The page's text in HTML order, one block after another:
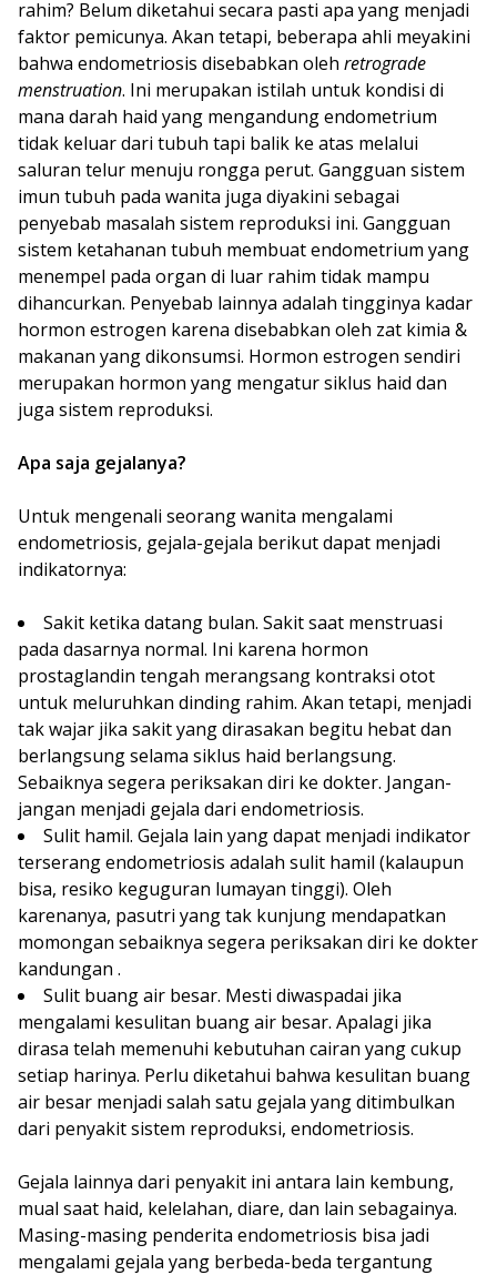
rahim? Belum diketahui secara pasti apa yang menjadi
faktor pemicunya. Akan tetapi, beberapa ahli meyakini
bahwa endometriosis disebabkan oleh retrograde
menstruation. Ini merupakan istilah untuk kondisi di
mana darah haid yang mengandung endometrium
tidak keluar dari tubuh tapi balik ke atas melalui
saluran telur menuju rongga perut. Gangguan sistem
imun tubuh pada wanita juga diyakini sebagai
penyebab masalah sistem reproduksi ini. Gangguan
sistem ketahanan tubuh membuat endometrium yang
menempel pada organ di luar rahim tidak mampu
dihancurkan. Penyebab lainnya adalah tingginya kadar
hormon estrogen karena disebabkan oleh zat kimia &
makanan yang dikonsumsi. Hormon estrogen sendiri
merupakan hormon yang mengatur siklus haid dan
juga sistem reproduksi.
Apa saja gejalanya?
Untuk mengenali seorang wanita mengalami
endometriosis, gejala-gejala berikut dapat menjadi
indikatornya:
Sakit ketika datang bulan. Sakit saat menstruasi
pada dasarnya normal. Ini karena hormon
prostaglandin tengah merangsang kontraksi otot
untuk meluruhkan dinding rahim. Akan tetapi, menjadi
tak wajar jika sakit yang dirasakan begitu hebat dan
berlangsung selama siklus haid berlangsung.
Sebaiknya segera periksakan diri ke dokter. Jangan-
jangan menjadi gejala dari endometriosis.
Sulit hamil. Gejala lain yang dapat menjadi indikator
terserang endometriosis adalah sulit hamil (kalaupun
bisa, resiko keguguran lumayan tinggi). Oleh
karenanya, pasutri yang tak kunjung mendapatkan
momongan sebaiknya segera periksakan diri ke dokter
kandungan .
Sulit buang air besar. Mesti diwaspadai jika
mengalami kesulitan buang air besar. Apalagi jika
dirasa telah memenuhi kebutuhan cairan yang cukup
setiap harinya. Perlu diketahui bahwa kesulitan buang
air besar menjadi salah satu gejala yang ditimbulkan
dari penyakit sistem reproduksi, endometriosis.
Gejala lainnya dari penyakit ini antara lain kembung,
mual saat haid, kelelahan, diare, dan lain sebagainya.
Masing-masing penderita endometriosis bisa jadi
mengalami gejala yang berbeda-beda tergantung